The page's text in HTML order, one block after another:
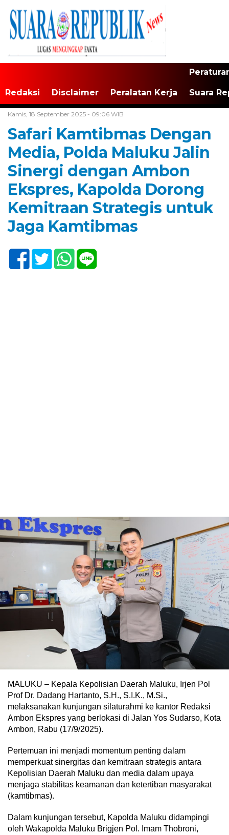
Redaksi Disclaimer Peralatan Kerja Suara
Kamis, 18 September 2025 - 09:06 WIB
Safari Kamtibmas Dengan
Media, Polda Maluku Jalin
Sinergi dengan Ambon
Ekspres, Kapolda Dorong
Kemitraan Strategis untuk
Jaga Kamtibmas
MALUKU – Kepala Kepolisian Daerah Maluku, Irjen Pol
Prof Dr. Dadang Hartanto, S.H., S.I.K., M.Si.,
melaksanakan kunjungan silaturahmi ke kantor Redaksi
Ambon Ekspres yang berlokasi di Jalan Yos Sudarso, Kota
Ambon, Rabu (17/9/2025).
Pertemuan ini menjadi momentum penting dalam
memperkuat sinergitas dan kemitraan strategis antara
Kepolisian Daerah Maluku dan media dalam upaya
menjaga stabilitas keamanan dan ketertiban masyarakat
(kamtibmas).
Dalam kunjungan tersebut, Kapolda Maluku didampingi
oleh Wakapolda Maluku Brigjen Pol. Imam Thobroni,